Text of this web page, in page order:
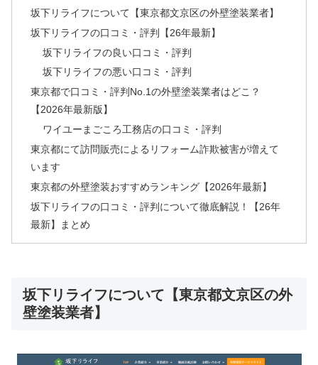
坂下リライフについて【東京都文京区の外壁塗装業者】
坂下リライフの口コミ・評判【26年最新】
坂下リライフの良い口コミ・評判
坂下リライフの悪い口コミ・評判
東京都で口コミ・評判No.1の外壁塗装業者はどこ？
【2026年最新版】
ワイユーまごころ工務店の口コミ・評判
東京都にて訪問販売によるリフォーム詐欺被害が増えて
います
東京都の外壁塗装おすすめランキング【2026年最新】
坂下リライフの口コミ・評判について徹底解説！【26年
最新】まとめ
坂下リライフについて【東京都文京区の外
壁塗装業者】